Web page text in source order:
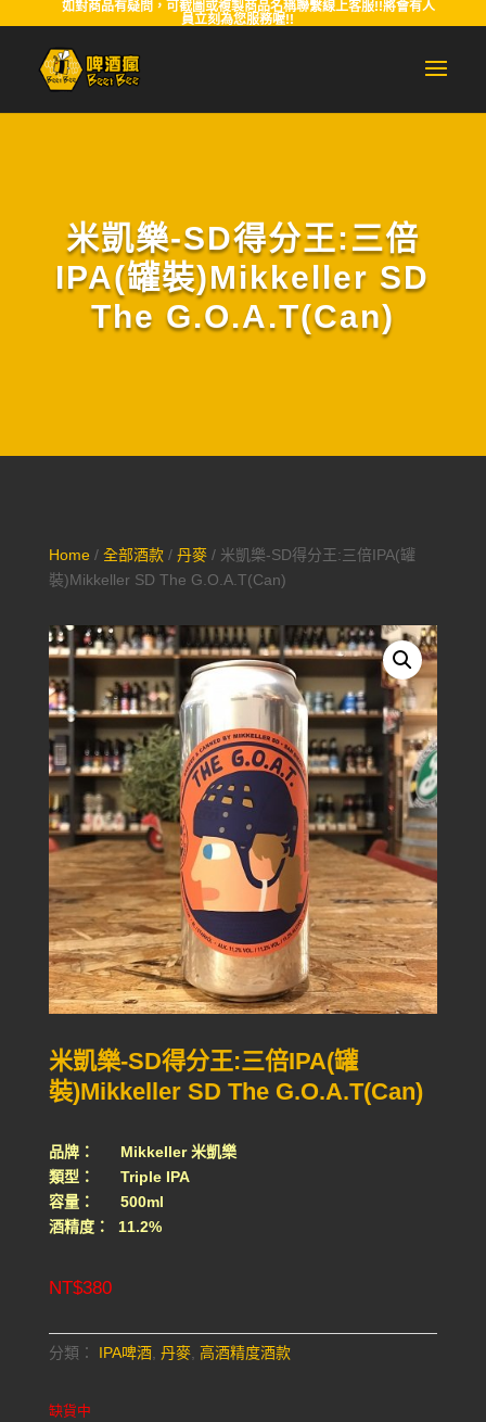
如對商品有疑問，可截圖或複製商品名稱聯繫線上客服!!將會有人
員立刻為您服務喔!!
米凱樂-SD得分王:三倍
IPA(罐裝)Mikkeller SD
The G.O.A.T(Can)
Home/ 全部酒款/ 丹麥/ 米凱樂-SD得分王:三倍IPA(罐
裝)Mikkeller SD The G.O.A.T(Can)
米凱樂-SD得分王:三倍IPA(罐
裝)Mikkeller SD The G.O.A.T(Can)
品牌： Mikkeller 米凱樂
類型： Triple IPA
容量： 500ml
酒精度： 11.2%
NT$380
分類： IPA啤酒, 丹麥, 高酒精度酒款
缺貨中